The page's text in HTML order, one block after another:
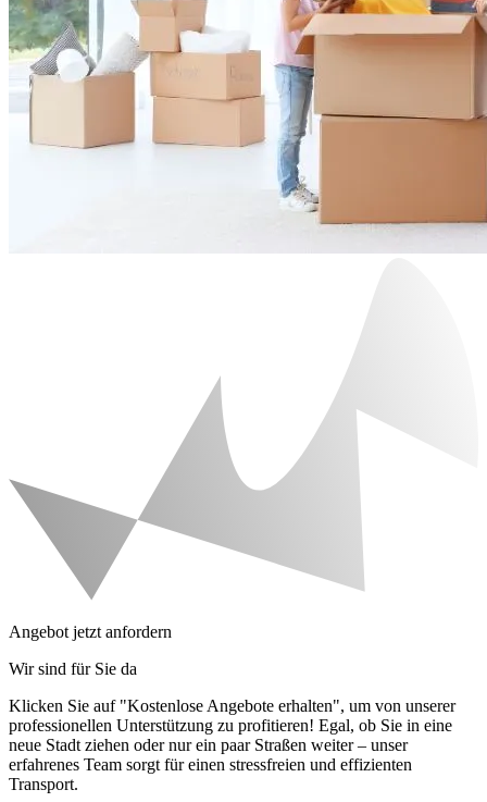
Angebot jetzt anfordern
Wir sind für Sie da
Klicken Sie auf "Kostenlose Angebote erhalten", um von unserer
professionellen Unterstützung zu profitieren! Egal, ob Sie in eine
neue Stadt ziehen oder nur ein paar Straßen weiter – unser
erfahrenes Team sorgt für einen stressfreien und effizienten
Transport.